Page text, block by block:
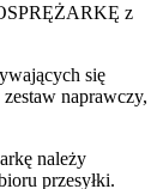
z
się
naprawczy,
należy
przesyłki.